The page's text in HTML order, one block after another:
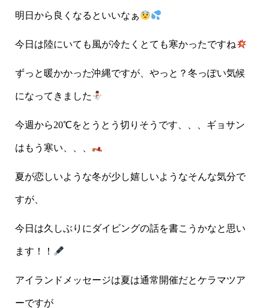
明日から良くなるといいなぁ
今日は陸にいても風が冷たくとても寒かったですね
ずっと暖かかった沖縄ですが、やっと？冬っぽい気候
になってきました
今週から20℃をとうとう切りそうです、、、ギョサン
はもう寒い、、、
夏が恋しいような冬が少し嬉しいようなそんな気分で
すが、
今日は久しぶりにダイビングの話を書こうかなと思い
ます！！
アイランドメッセージは夏は通常開催だとケラマツア
ーですが